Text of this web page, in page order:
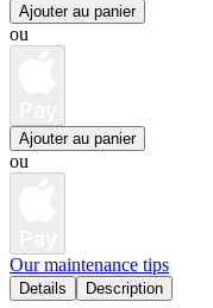
Ajouter au panier
ou
Ajouter au panier
ou
Our maintenance tips
Details Description